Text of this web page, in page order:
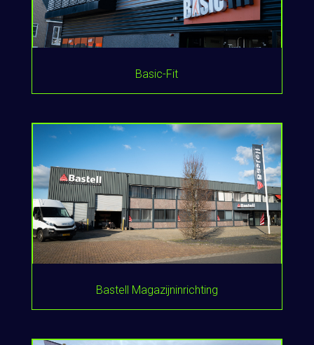
Basic-Fit
Bastell Magazijninrichting